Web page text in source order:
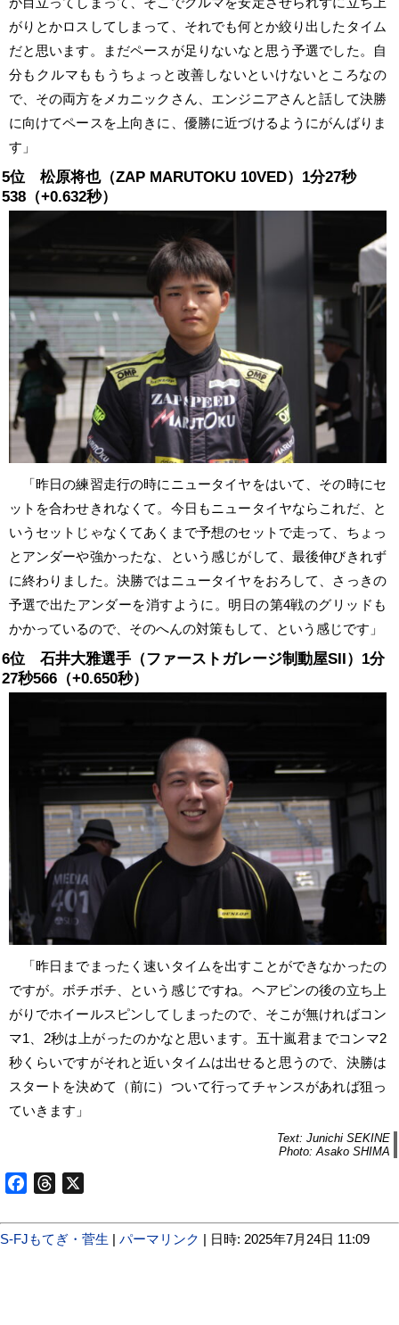
がりとかロスしてしまって、それでも何とか絞り出したタイム
だと思います。まだペースが足りないなと思う予選でした。自
分もクルマももうちょっと改善しないといけないところなの
で、その両方をメカニックさん、エンジニアさんと話して決勝
に向けてペースを上向きに、優勝に近づけるようにがんばりま
す」
5位 松原将也（ZAP MARUTOKU 10VED）1分27秒
538（+0.632秒）
「昨日の練習走行の時にニュータイヤをはいて、その時にセ
ットを合わせきれなくて。今日もニュータイヤならこれだ、と
いうセットじゃなくてあくまで予想のセットで走って、ちょっ
とアンダーや強かったな、という感じがして、最後伸びきれず
に終わりました。決勝ではニュータイヤをおろして、さっきの
予選で出たアンダーを消すように。明日の第4戦のグリッドも
かかっているので、そのへんの対策もして、という感じです」
6位 石井大雅選手（ファーストガレージ制動屋SII）1分
27秒566（+0.650秒）
「昨日までまったく速いタイムを出すことができなかったの
ですが。ボチボチ、という感じですね。ヘアピンの後の立ち上
がりでホイールスピンしてしまったので、そこが無ければコン
マ1、2秒は上がったのかなと思います。五十嵐君までコンマ2
秒くらいですがそれと近いタイムは出せると思うので、決勝は
スタートを決めて（前に）ついて行ってチャンスがあれば狙っ
ていきます」
Text: Junichi SEKINE
Photo: Asako SHIMA
FacebookThreads
S-FJもてぎ・菅生 | パーマリンク | 日時: 2025年7月24日 11:09